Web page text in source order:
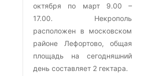
октября по март 9.00 –
17.00. Некрополь
расположен в московском
районе Лефортово, общая
площадь на сегодняшний
день составляет 2 гектара.